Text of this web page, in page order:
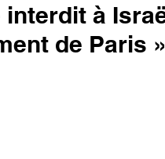
interdit à
de Paris »